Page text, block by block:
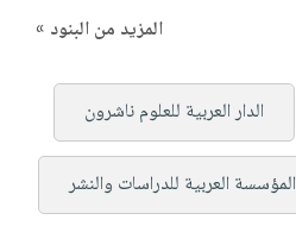
المزيد من البنود »
الدار العربية للعلوم ناشرون
المؤسسة العربية للدراسات والنشر